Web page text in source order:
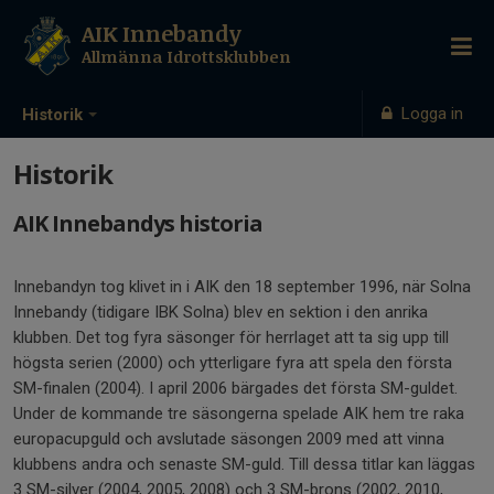
Historik Logga in
AIK Innebandy
Allmänna Idrottsklubben
Historik
AIK Innebandys historia
Innebandyn tog klivet in i AIK den 18 september 1996, när Solna
Innebandy (tidigare IBK Solna) blev en sektion i den anrika
klubben. Det tog fyra säsonger för herrlaget att ta sig upp till
högsta serien (2000) och ytterligare fyra att spela den första
SM-finalen (2004). I april 2006 bärgades det första SM-guldet.
Under de kommande tre säsongerna spelade AIK hem tre raka
europacupguld och avslutade säsongen 2009 med att vinna
klubbens andra och senaste SM-guld. Till dessa titlar kan läggas
3 SM-silver (2004, 2005, 2008) och 3 SM-brons (2002, 2010,